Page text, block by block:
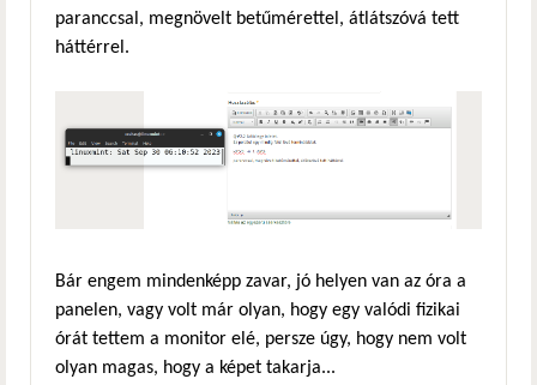
paranccsal, megnövelt betűmérettel, átlátszóvá tett
háttérrel.
Bár engem mindenképp zavar, jó helyen van az óra a
panelen, vagy volt már olyan, hogy egy valódi fizikai
órát tettem a monitor elé, persze úgy, hogy nem volt
olyan magas, hogy a képet takarja...